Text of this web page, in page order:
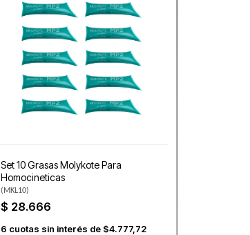
Set 10 Grasas Molykote Para
Homocineticas
( MKL10)
$ 28.666
6 cuotas sin interés de $4.777,72